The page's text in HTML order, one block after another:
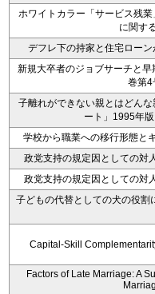
ホワイトカラー「サービス残
に関す
デフレ下の持家と住宅ロー
新規大卒者のジョブサーチと
巻第4
子離れができない親とはどん
ート」1995年
学校から職業への移行形態と
政党支持の規定因としての対
政党支持の規定因としての対
子どもの代替としての犬の役割
Capital-Skill
Factors of Late Marriage: A